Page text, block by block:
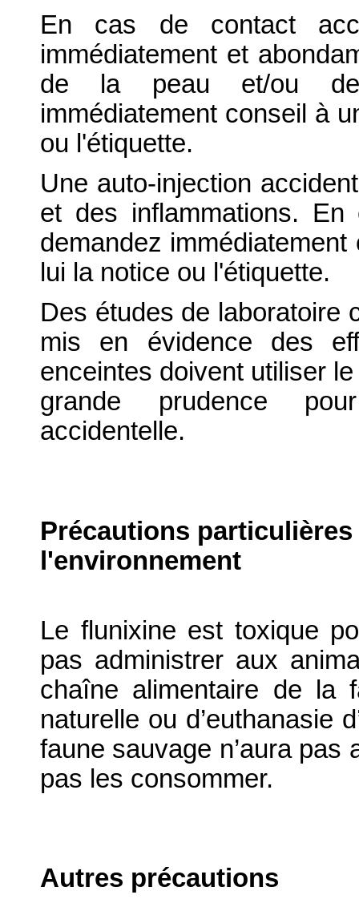
En cas de contact
immédiatement et
de la peau et/ou
immédiatement conseil à
ou l'étiquette.
Une auto-injection
et des inflammations. En
demandez
lui la notice ou l'étiquette.
Des études de laboratoire
mis en évidence des
enceintes doivent utiliser
grande prudence
accidentelle.
Précautions
l'environnement
Le flunixine est toxique
pas administrer aux
chaîne alimentaire de la
naturelle ou d’euthanasie
faune sauvage n’aura
pas les consommer.
Autres précautions